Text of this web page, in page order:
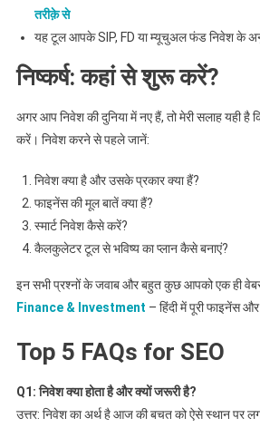
तरीक़े से
यह टूल आपके SIP, FD या म्यूचुअल फंड निवेश के
निष्कर्ष: कहां से शुरू करें?
अगर आप निवेश की दुनिया में नए हैं, तो मेरी सलाह यही है
करें। निवेश करने से पहले जानें:
निवेश क्या है और उसके प्रकार क्या हैं?
फाइनेंस की मूल बातें क्या हैं?
स्मार्ट निवेश कैसे करें?
कैलकुलेटर टूल से भविष्य का प्लान कैसे बनाएं?
इन सभी प्रश्नों के जवाब और बहुत कुछ आपको एक ही
Finance & Investment – हिंदी में पूरी फाइनेंस
Top 5 FAQs for SEO
Q1: निवेश क्या होता है और क्यों जरूरी है?
उत्तर: निवेश का अर्थ है आज की बचत को ऐसे स्थान पर